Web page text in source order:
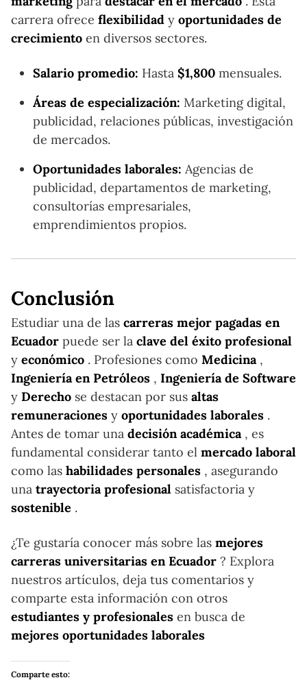
carrera ofrece flexibilidad y oportunidades de
crecimiento en diversos sectores.
Salario promedio: Hasta $1,800 mensuales.
Áreas de especialización: Marketing digital,
publicidad, relaciones públicas, investigación
de mercados.
Oportunidades laborales: Agencias de
publicidad, departamentos de marketing,
consultorías empresariales,
emprendimientos propios.
Conclusión
Estudiar una de las carreras mejor pagadas en
Ecuador puede ser la clave del éxito profesional
y económico . Profesiones como Medicina,
Ingeniería en Petróleos , Ingeniería de Software
y Derecho se destacan por sus altas
remuneraciones y oportunidades laborales .
Antes de tomar una decisión académica, es
fundamental considerar tanto el mercado laboral
como las habilidades personales , asegurando
una trayectoria profesional satisfactoria y
sostenible .
¿Te gustaría conocer más sobre las mejores
carreras universitarias en Ecuador ? Explora
nuestros artículos, deja tus comentarios y
comparte esta información con otros
estudiantes y profesionales en busca de
mejores oportunidades laborales
Comparte esto: